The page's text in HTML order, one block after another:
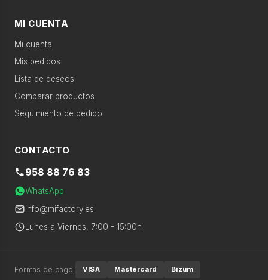
Sonido
›
Televisión
›
Telefonía
›
eléctrica
›
Accesorios
›
Productos recomendados
MI CUENTA
Mi cuenta
Mis pedidos
Lista de deseos
Comparar productos
Seguimiento de pedido
CONTACTO
958 88 76 83
WhatsApp
info@mifactory.es
Lunes a Viernes, 7:00 - 15:00h
Formas de pago: VISA Mastercard Bizum